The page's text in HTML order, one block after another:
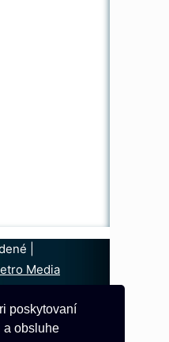
poskytovaní
a obsluhe
|
Media